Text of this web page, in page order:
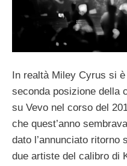
In realtà Miley Cyrus si
seconda posizione della
su Vevo nel corso del
che quest’anno
dato l’annunciato ritorno
due artiste del calibro di